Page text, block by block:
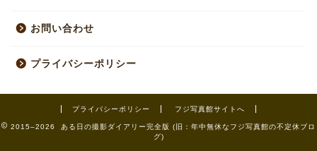
お問い合わせ
プライバシーポリシー
プライバシーポリシー フジ写真館サイトへ
2015–2026 ある日の撮影ダイアリー完全版 (旧：年中無休なフジ写真館の不定休ブロ
グ)